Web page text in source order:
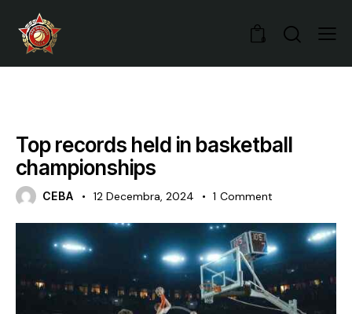
0
Top records held in basketball
championships
CEBA 12 Decembra, 2024 1 Comment